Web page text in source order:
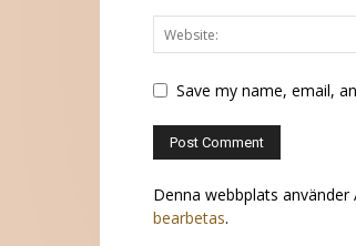
Save my name, email,
Denna webbplats
bearbetas.